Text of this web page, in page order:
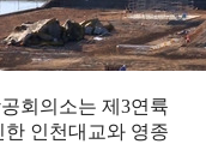
회의소는 제3연륙
한 인천대교와 영종